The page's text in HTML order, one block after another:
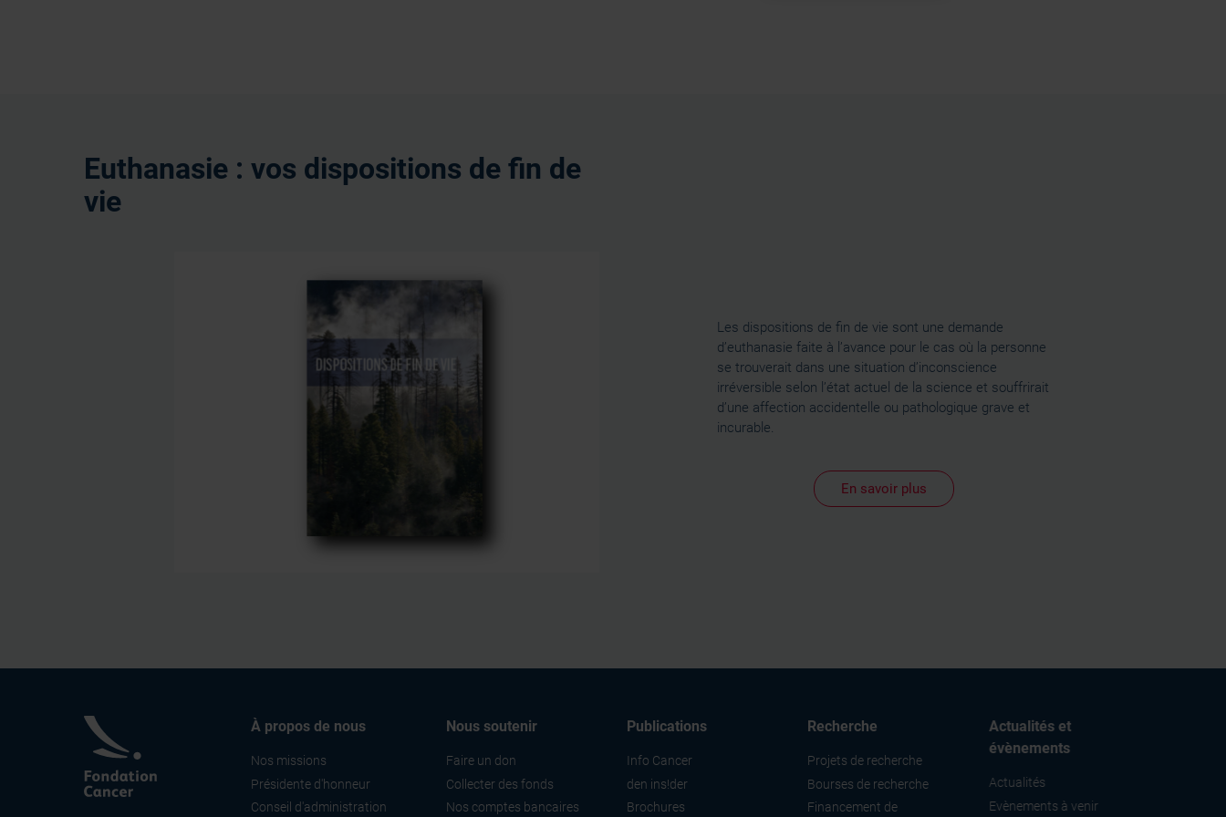
Euthanasie : vos dispositions de fin de
vie
Les dispositions de fin de vie sont une demande
d’euthanasie faite à l’avance pour le cas où la personne
se trouverait dans une situation d’inconscience
irréversible selon l’état actuel de la science et souffrirait
d’une affection accidentelle ou pathologique grave et
incurable.
En savoir plus
À propos de nous
Nos missions
Présidente d'honneur
Conseil d'administration
Nous soutenir
Faire un don
Collecter des fonds
Nos comptes bancaires
Publications
Info Cancer
den ins!der
Brochures
Recherche
Projets de recherche
Bourses de recherche
Financement de
Actualités et
évènements
Actualités
Evènements à venir